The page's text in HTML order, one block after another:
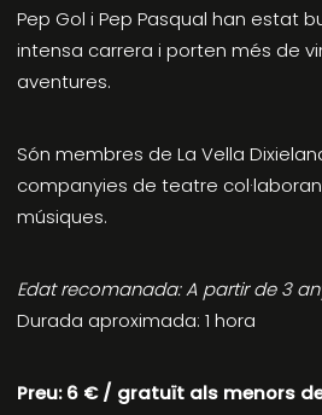
Pep Gol i Pep Pasqual han estat
intensa carrera i porten més de
aventures.
Són membres de La Vella
companyies de teatre
músiques.
Edat recomanada: A partir de 3
Durada aproximada: 1 hora
Preu:6 € / gratuït als menors